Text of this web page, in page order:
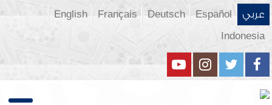
عربي Español
Deutsch
Français
English
Indonesia